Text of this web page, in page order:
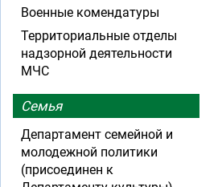
Военные комендатуры
Территориальные отделы
надзорной деятельности
МЧС
Семья
Департамент семейной и
молодежной политики
(присоединен к